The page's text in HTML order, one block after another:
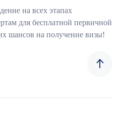
на всех этапах
для бесплатной первичной
шансов на получение визы!